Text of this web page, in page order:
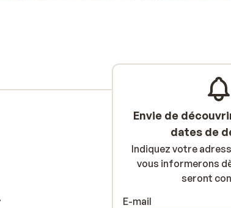
Envie de
dates de
Indiquez votre
vous informerons
seront
E-mail